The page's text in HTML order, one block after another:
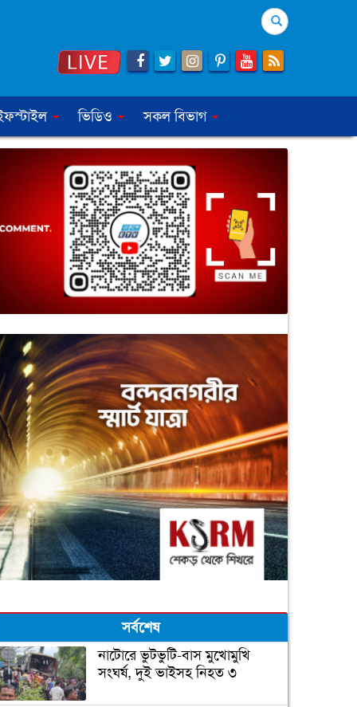
Search
ভিডিও সকল বিভাগ
সর্বশেষ
নাটোরে ভুটভুটি-বাস মুখোমুখি
সংঘর্ষ, দুই ভাইসহ নিহত ৩